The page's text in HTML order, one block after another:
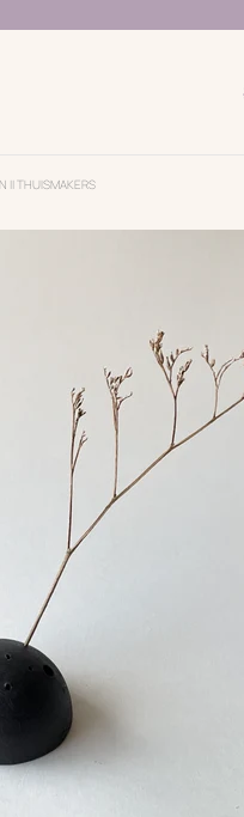
|| THUISMAKERS